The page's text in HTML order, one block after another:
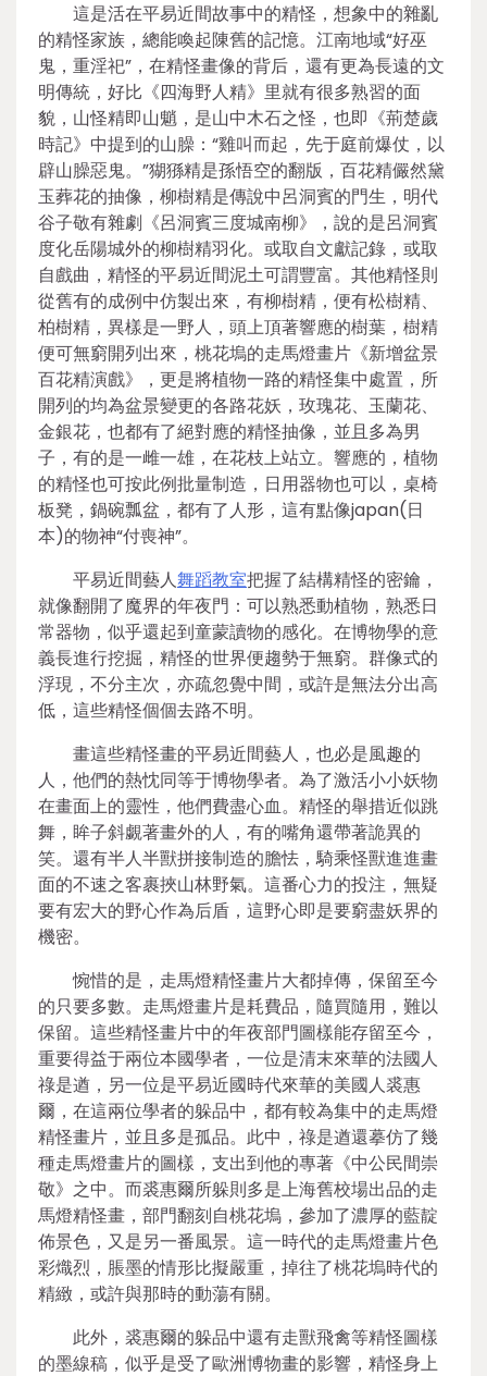
這是活在平易近間故事中的精怪，想象中的雜亂
的精怪家族，總能喚起陳舊的記憶。江南地域“好巫
鬼，重淫祀”，在精怪畫像的背后，還有更為長遠的文
明傳統，好比《四海野人精》里就有很多熟習的面
貌，山怪精即山魈，是山中木石之怪，也即《荊楚歲
時記》中提到的山臊：“雞叫而起，先于庭前爆仗，以
辟山臊惡鬼。”猢猻精是孫悟空的翻版，百花精儼然黛
玉葬花的抽像，柳樹精是傳說中呂洞賓的門生，明代
谷子敬有雜劇《呂洞賓三度城南柳》，說的是呂洞賓
度化岳陽城外的柳樹精羽化。或取自文獻記錄，或取
自戲曲，精怪的平易近間泥土可謂豐富。其他精怪則
從舊有的成例中仿製出來，有柳樹精，便有松樹精、
柏樹精，異樣是一野人，頭上頂著響應的樹葉，樹精
便可無窮開列出來，桃花塢的走馬燈畫片《新增盆景
百花精演戲》，更是將植物一路的精怪集中處置，所
開列的均為盆景變更的各路花妖，玫瑰花、玉蘭花、
金銀花，也都有了絕對應的精怪抽像，並且多為男
子，有的是一雌一雄，在花枝上站立。響應的，植物
的精怪也可按此例批量制造，日用器物也可以，桌椅
板凳，鍋碗瓢盆，都有了人形，這有點像japan(日
本)的物神“付喪神”。
平易近間藝人舞蹈教室把握了結構精怪的密鑰，
就像翻開了魔界的年夜門：可以熟悉動植物，熟悉日
常器物，似乎還起到童蒙讀物的感化。在博物學的意
義長進行挖掘，精怪的世界便趨勢于無窮。群像式的
浮現，不分主次，亦疏忽覺中間，或許是無法分出高
低，這些精怪個個去路不明。
畫這些精怪畫的平易近間藝人，也必是風趣的
人，他們的熱忱同等于博物學者。為了激活小小妖物
在畫面上的靈性，他們費盡心血。精怪的舉措近似跳
舞，眸子斜覷著畫外的人，有的嘴角還帶著詭異的
笑。還有半人半獸拼接制造的膽怯，騎乘怪獸進進畫
面的不速之客裹挾山林野氣。這番心力的投注，無疑
要有宏大的野心作為后盾，這野心即是要窮盡妖界的
機密。
惋惜的是，走馬燈精怪畫片大都掉傳，保留至今
的只要多數。走馬燈畫片是耗費品，隨買隨用，難以
保留。這些精怪畫片中的年夜部門圖樣能存留至今，
重要得益于兩位本國學者，一位是清末來華的法國人
祿是遒，另一位是平易近國時代來華的美國人裘惠
爾，在這兩位學者的躲品中，都有較為集中的走馬燈
精怪畫片，並且多是孤品。此中，祿是遒還摹仿了幾
種走馬燈畫片的圖樣，支出到他的專著《中公民間崇
敬》之中。而裘惠爾所躲則多是上海舊校場出品的走
馬燈精怪畫，部門翻刻自桃花塢，參加了濃厚的藍靛
佈景色，又是另一番風景。這一時代的走馬燈畫片色
彩熾烈，脹墨的情形比擬嚴重，掉往了桃花塢時代的
精緻，或許與那時的動蕩有關。
此外，裘惠爾的躲品中還有走獸飛禽等精怪圖樣
的墨線稿，似乎是受了歐洲博物畫的影響，精怪身上